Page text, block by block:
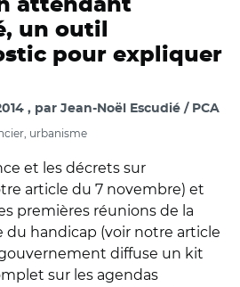
attendant
un outil
pour expliquer
par Jean-Noël Escudié / PCA
urbanisme
et les décrets sur
article du 7 novembre) et
premières réunions de la
du handicap (voir notre article
diffuse un kit
sur les agendas